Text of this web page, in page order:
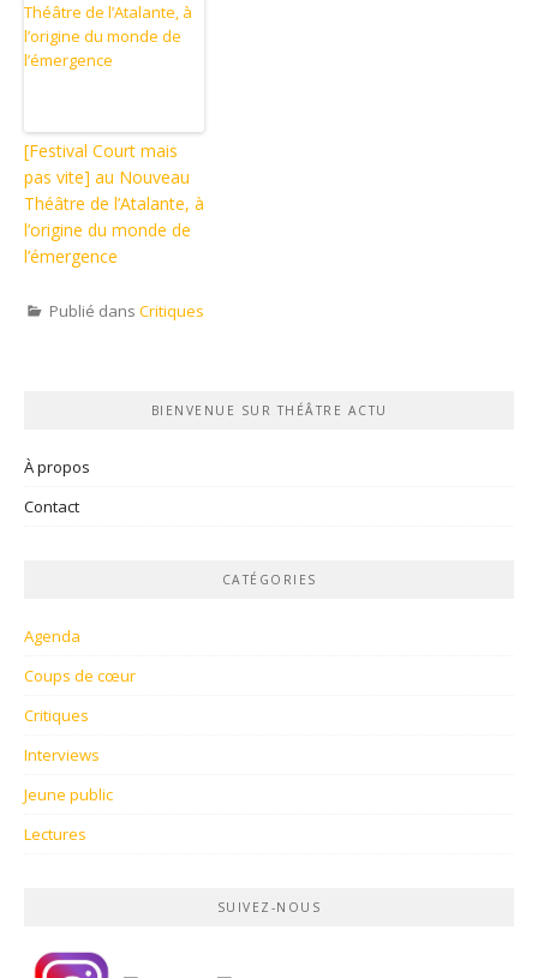
[Festival Court mais
pas vite] au Nouveau
Théâtre de l’Atalante, à
l’origine du monde de
l’émergence
Publié dans Critiques
BIENVENUE SUR THÉÂTRE ACTU
À propos
Contact
CATÉGORIES
Agenda
Coups de cœur
Critiques
Interviews
Jeune public
Lectures
SUIVEZ-NOUS